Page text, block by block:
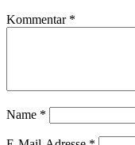
Kommentar *
Name *